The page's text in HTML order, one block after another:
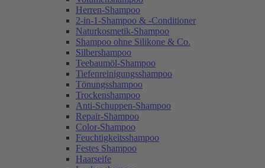
Herren-Shampoo
2-in-1-Shampoo & -Conditioner
Naturkosmetik-Shampoo
Shampoo ohne Silikone & Co.
Silbershampoo
Teebaumöl-Shampoo
Tiefenreinigungsshampoo
Tönungsshampoo
Trockenshampoo
Anti-Schuppen-Shampoo
Repair-Shampoo
Color-Shampoo
Feuchtigkeitsshampoo
Festes Shampoo
Haarseife